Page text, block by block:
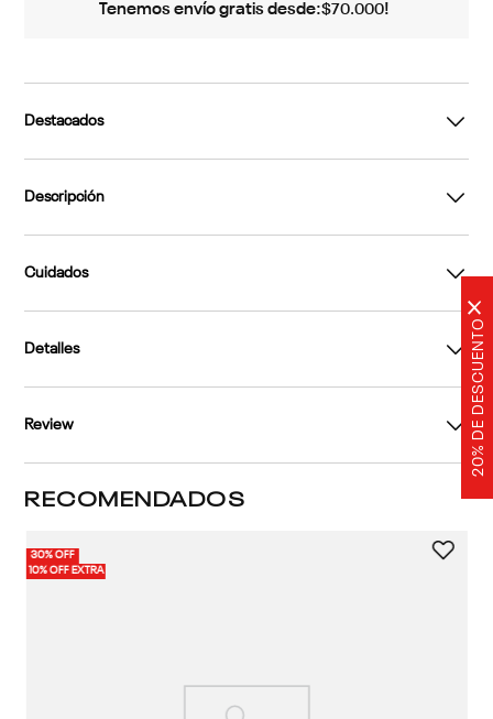
20% DE DESCUENTO
×
Tenemos envío gratis desde:$70.000!
Destacados
Descripción
Cuidados
Detalles
Review
RECOMENDADOS
30% OFF
10% OFF EXTRA